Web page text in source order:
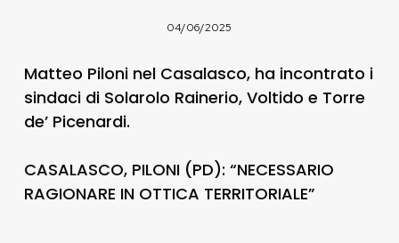
04/06/2025
Matteo Piloni nel Casalasco, ha incontrato i
sindaci di Solarolo Rainerio, Voltido e Torre
de’ Picenardi.
CASALASCO, PILONI (PD): “NECESSARIO
RAGIONARE IN OTTICA TERRITORIALE”